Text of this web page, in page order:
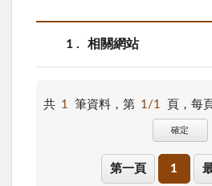
1 相關網站
共 1 筆資料，第 1/1 頁， 每
確定
第一頁 1